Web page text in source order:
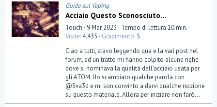
Guide sul Vaping
Acciaio Questo Sconosciuto...
Touch 9 Mar 2023
Tempo di lettura 10 min.
Visite 4.435 Gradimento 5
Ciao a tutti, stavo leggendo qua e la vari post nel
forum, ad un tratto mi hanno colpito alcune righe
dove si nominava la qualità dell'acciaio usata per
gli ATOM. Ho scambiato qualche parola con
@Sva3d e mi son convinto a darvi qualche nozione
su questo materiale. Allora per iniziare non farò...